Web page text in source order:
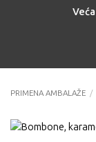
PRIMENA AMBALAŽE /